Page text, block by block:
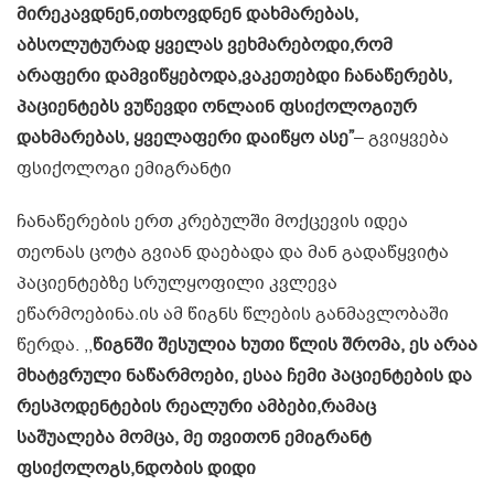
მირეკავდნენ,ითხოვდნენ დახმარებას,
აბსოლუტურად ყველას ვეხმარებოდი,რომ
არაფერი დამვიწყებოდა,ვაკეთებდი ჩანაწერებს,
პაციენტებს ვუწევდი ონლაინ ფსიქოლოგიურ
დახმარებას, ყველაფერი დაიწყო ასე”– გვიყვება
ფსიქოლოგი ემიგრანტი
ჩანაწერების ერთ კრებულში მოქცევის იდეა
თეონას ცოტა გვიან დაებადა და მან გადაწყვიტა
პაციენტებზე სრულყოფილი კვლევა
ეწარმოებინა.ის ამ წიგნს წლების განმავლობაში
წერდა. ,,წიგნში შესულია ხუთი წლის შრომა, ეს არაა
მხატვრული ნაწარმოები, ესაა ჩემი პაციენტების და
რესპოდენტების რეალური ამბები,რამაც
საშუალება მომცა, მე თვითონ ემიგრანტ
ფსიქოლოგს,ნდობის დიდი